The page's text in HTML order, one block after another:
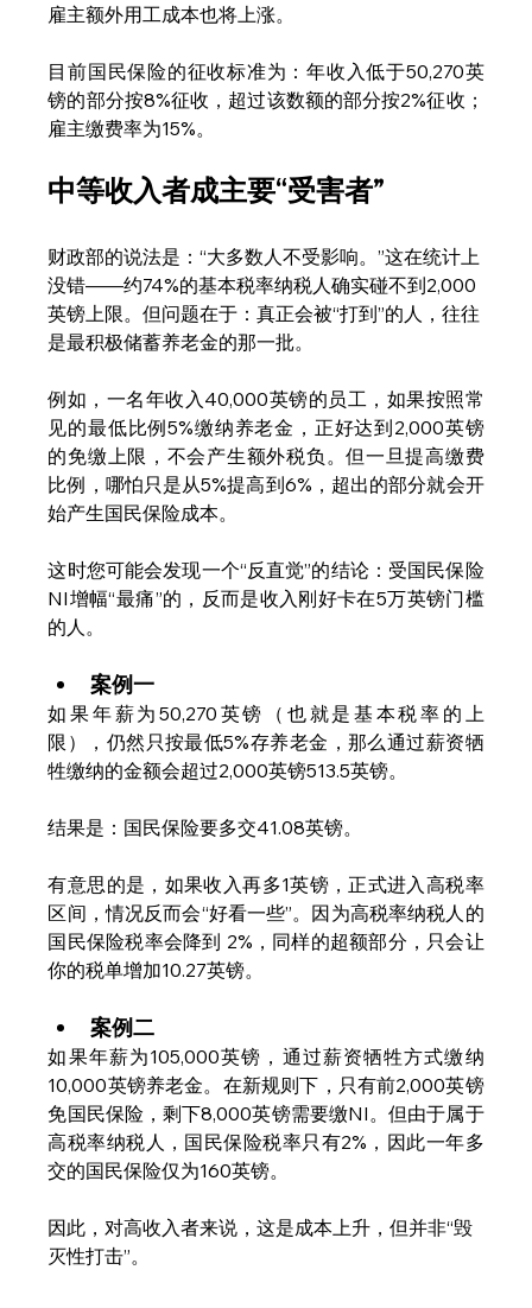
雇主额外用工成本也将上涨。
目前国民保险的征收标准为：年收入低于50,270英
镑的部分按8%征收，超过该数额的部分按2%征收；
雇主缴费率为15%。
中等收入者成主要“受害者”
财政部的说法是：“大多数人不受影响。”这在统计上
没错——约74%的基本税率纳税人确实碰不到2,000
英镑上限。但问题在于：真正会被“打到”的人，往往
是最积极储蓄养老金的那一批。
例如，一名年收入40,000英镑的员工，如果按照常
见的最低比例5%缴纳养老金，正好达到2,000英镑
的免缴上限，不会产生额外税负。但一旦提高缴费
比例，哪怕只是从5%提高到6%，超出的部分就会开
始产生国民保险成本。
这时您可能会发现一个“反直觉”的结论：受国民保险
NI增幅“最痛”的，反而是收入刚好卡在5万英镑门槛
的人。
案例一
如果年薪为50,270英镑（也就是基本税率的上
限），仍然只按最低5%存养老金，那么通过薪资牺
牲缴纳的金额会超过2,000英镑513.5英镑。
结果是：国民保险要多交41.08英镑。
有意思的是，如果收入再多1英镑，正式进入高税率
区间，情况反而会“好看一些”。因为高税率纳税人的
国民保险税率会降到 2%，同样的超额部分，只会让
你的税单增加10.27英镑。
案例二
如果年薪为105,000英镑，通过薪资牺牲方式缴纳
10,000英镑养老金。在新规则下，只有前2,000英镑
免国民保险，剩下8,000英镑需要缴NI。但由于属于
高税率纳税人，国民保险税率只有2%，因此一年多
交的国民保险仅为160英镑。
因此，对高收入者来说，这是成本上升，但并非“毁
灭性打击”。